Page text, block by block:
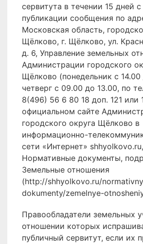
сервитута в течении 15 дней
публикации сообщения по
Московская область,
Щёлково, г. Щёлково, ул.
д. 6, Управление земельных
Администрации городского
Щёлково (понедельник с 14.00
четверг с 09.00 до 13.00, по
8(496) 56 6 80 18 доп. 121 или
официальном сайте
городского округа Щёлково в
информационно-
сети «Интернет»
Нормативные документы,
Земельные отношения
(http://shhyolkovo.ru/
dokumenty/zemelnye-
Правообладатели земельных
отношении которых
публичный сервитут, если их